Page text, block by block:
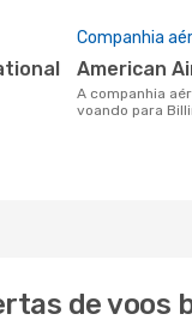
Companhia
American
A companhia aérea mais popular
voando para
de voos